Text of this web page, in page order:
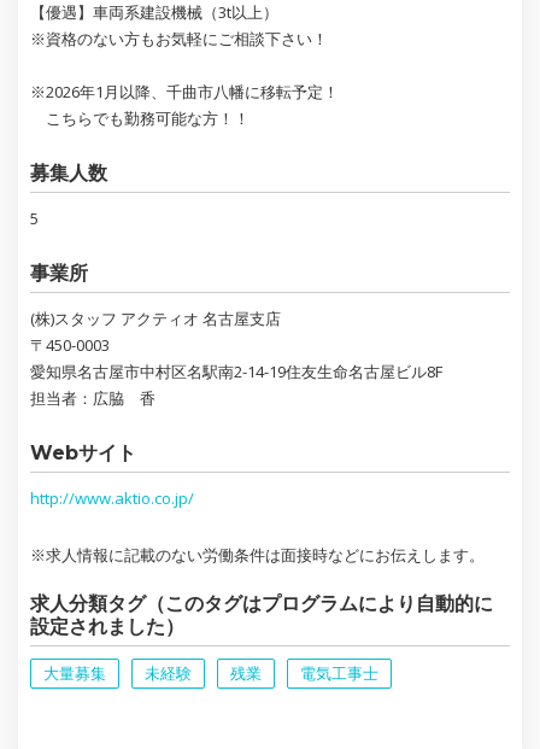
【優遇】車両系建設機械（3t以上）
※資格のない方もお気軽にご相談下さい！
※2026年1月以降、千曲市八幡に移転予定！
こちらでも勤務可能な方！！
募集人数
5
事業所
(株)スタッフ アクティオ 名古屋支店
〒450-0003
愛知県名古屋市中村区名駅南2-14-19住友生命名古屋ビル8F
担当者：広脇 香
Webサイト
http://www.aktio.co.jp/
※求人情報に記載のない労働条件は面接時などにお伝えします。
求人分類タグ（このタグはプログラムにより自動的に
設定されました）
大量募集 未経験 残業 電気工事士